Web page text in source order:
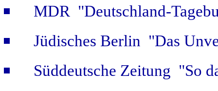
MDR "Deutschland-
Jüdisches Berlin "Das
Süddeutsche Zeitung "So